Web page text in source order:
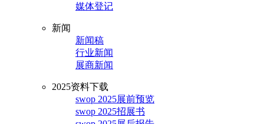
媒体登记
新闻
新闻稿
行业新闻
展商新闻
2025资料下载
swop 2025展前预览
swop 2025招展书